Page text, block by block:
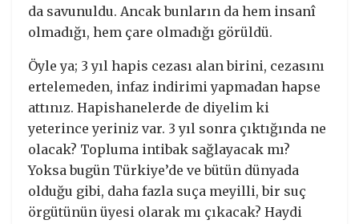
da savunuldu. Ancak bunların da hem insanî
olmadığı, hem çare olmadığı görüldü.
Öyle ya; 3 yıl hapis cezası alan birini, cezasını
ertelemeden, infaz indirimi yapmadan hapse
attınız. Hapishanelerde de diyelim ki
yeterince yeriniz var. 3 yıl sonra çıktığında ne
olacak? Topluma intibak sağlayacak mı?
Yoksa bugün Türkiye’de ve bütün dünyada
olduğu gibi, daha fazla suça meyilli, bir suç
örgütünün üyesi olarak mı çıkacak? Haydi